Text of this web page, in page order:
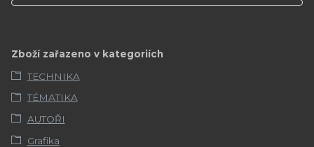
Zboží zařazeno v kategoriích
TECHNIKA
TÉMATIKA
AUTOŘI
Grafika